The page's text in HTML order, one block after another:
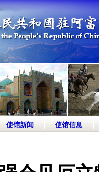
使馆新闻 使馆信息